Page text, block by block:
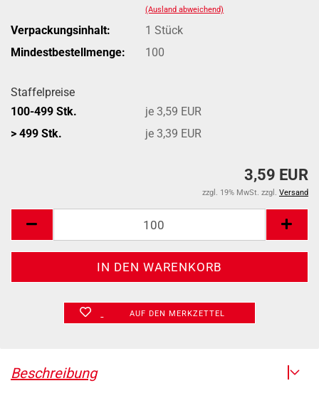
(Ausland abweichend)
Verpackungsinhalt:
1 Stück
Mindestbestellmenge:
100
Staffelpreise
100-499 Stk.
je 3,59 EUR
> 499 Stk.
je 3,39 EUR
3,59 EUR
zzgl. 19% MwSt. zzgl. Versand
AUF DEN MERKZETTEL
Beschreibung